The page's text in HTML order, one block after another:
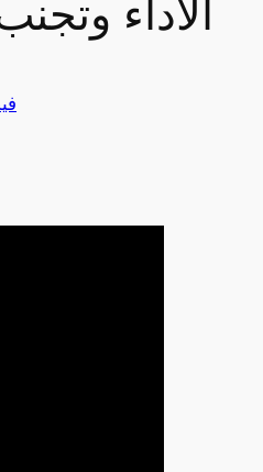
الأداء